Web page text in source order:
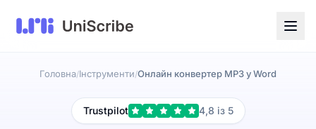
Головна/Інструменти/Онлайн конвертер MP3 у Word
Trustpilot 4,8 із 5